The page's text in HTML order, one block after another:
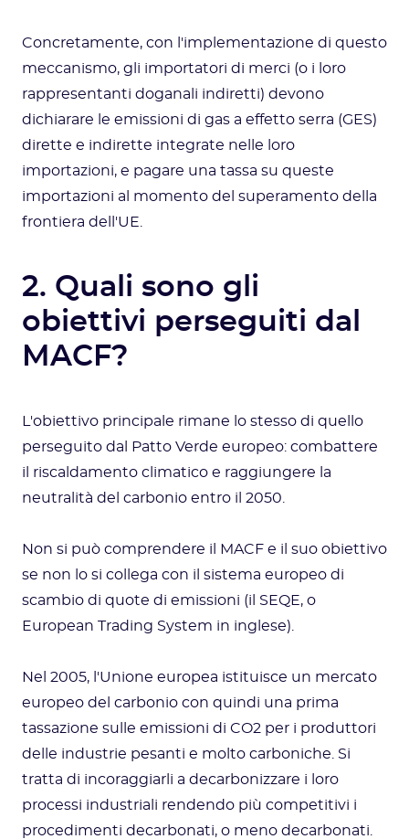
Concretamente, con l'implementazione di questo
meccanismo, gli importatori di merci (o i loro
rappresentanti doganali indiretti) devono
dichiarare le emissioni di gas a effetto serra (GES)
dirette e indirette integrate nelle loro
importazioni, e pagare una tassa su queste
importazioni al momento del superamento della
frontiera dell'UE.
2. Quali sono gli
obiettivi perseguiti dal
MACF?
L'obiettivo principale rimane lo stesso di quello
perseguito dal Patto Verde europeo: combattere
il riscaldamento climatico e raggiungere la
neutralità del carbonio entro il 2050.
Non si può comprendere il MACF e il suo obiettivo
se non lo si collega con il sistema europeo di
scambio di quote di emissioni (il SEQE, o
European Trading System in inglese).
Nel 2005, l'Unione europea istituisce un mercato
europeo del carbonio con quindi una prima
tassazione sulle emissioni di CO2 per i produttori
delle industrie pesanti e molto carboniche. Si
tratta di incoraggiarli a decarbonizzare i loro
processi industriali rendendo più competitivi i
procedimenti decarbonati, o meno decarbonati.